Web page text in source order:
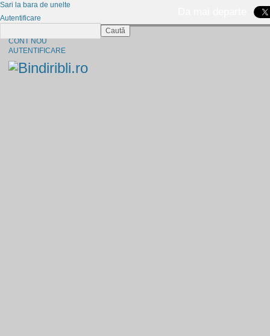
CONT NOU
AUTENTIFICARE
Sari la bara de unelte
Autentificare
Caută